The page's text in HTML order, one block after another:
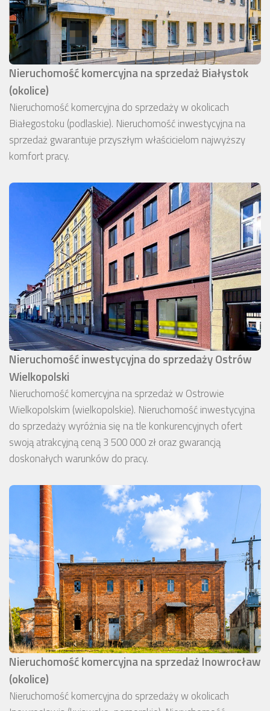
Nieruchomość komercyjna na sprzedaż Białystok
(okolice)
Nieruchomość komercyjna do sprzedaży w okolicach
Białegostoku (podlaskie). Nieruchomość inwestycyjna na
sprzedaż gwarantuje przyszłym właścicielom najwyższy
komfort pracy.
Nieruchomość inwestycyjna do sprzedaży Ostrów
Wielkopolski
Nieruchomość komercyjna na sprzedaż w Ostrowie
Wielkopolskim (wielkopolskie). Nieruchomość inwestycyjna
do sprzedaży wyróżnia się na tle konkurencyjnych ofert
swoją atrakcyjną ceną 3 500 000 zł oraz gwarancją
doskonałych warunków do pracy.
Nieruchomość komercyjna na sprzedaż Inowrocław
(okolice)
Nieruchomość komercyjna do sprzedaży w okolicach